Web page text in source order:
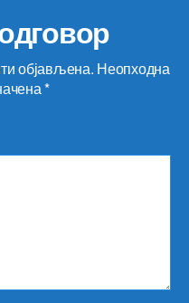
објављена. Неопходна
*